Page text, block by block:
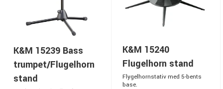
K&M 15239 Bass
trumpet/Flugelhorn
stand
K&M 15240
Flugelhorn stand
Flygelhornstativ med 5-bents
base.